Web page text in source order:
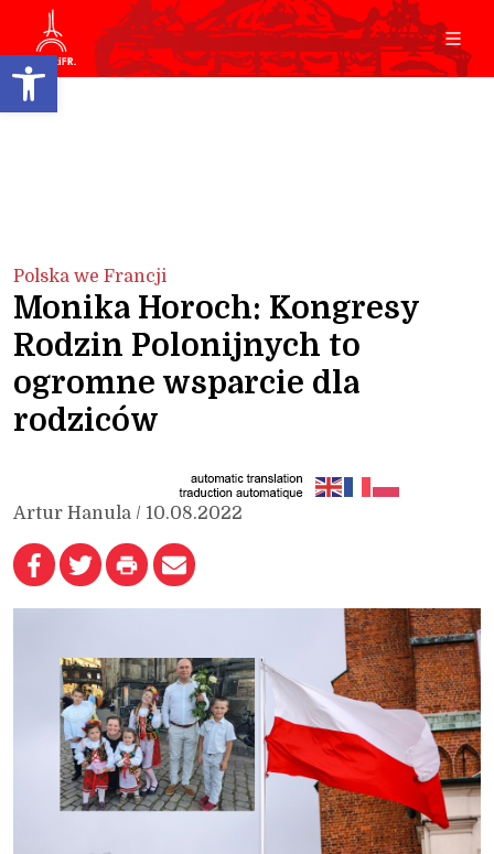
Open toolbar
Polska we Francji
Monika Horoch: Kongresy
Rodzin Polonijnych to
ogromne wsparcie dla
rodziców
Artur Hanula / 10.08.2022